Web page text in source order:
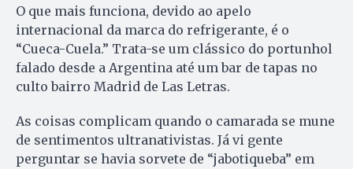
O que mais funciona, devido ao apelo
internacional da marca do refrigerante, é o
“Cueca-Cuela.” Trata-se um clássico do portunhol
falado desde a Argentina até um bar de tapas no
culto bairro Madrid de Las Letras.
As coisas complicam quando o camarada se mune
de sentimentos ultranativistas. Já vi gente
perguntar se havia sorvete de “jabotiqueba” em